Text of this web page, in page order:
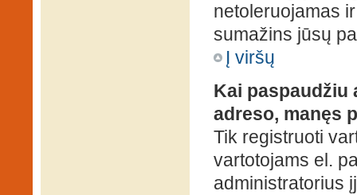
netoleruojamas
sumažins jūsų
Į viršų
Kai
adreso, manęs
Tik registruoti
vartotojams el.
administratorius